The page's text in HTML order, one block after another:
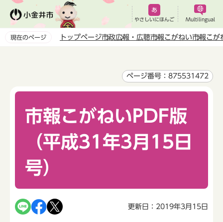
ペ
やさしいにほんご Multilingual
現在のページ トップページ市政広報・広聴市報こがねい市報こが
ページ番号：875531472
市報こがねいPDF版
（平成31年3月15日
号）
更新日：2019年3月15日